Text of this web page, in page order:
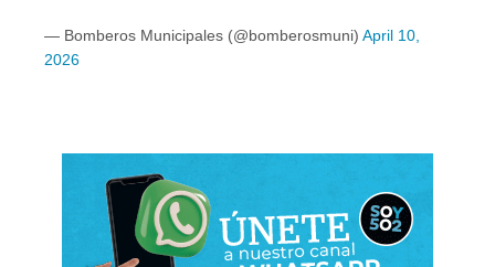
— Bomberos Municipales (@bomberosmuni) April 10,
2026